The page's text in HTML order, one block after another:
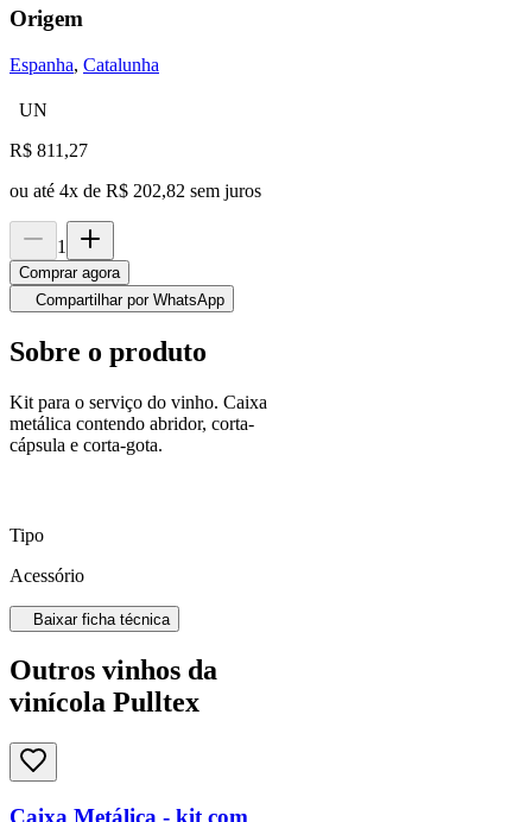
Origem
Espanha, Catalunha
UN
R$ 811,27
ou até 4x de R$ 202,82 sem juros
1
Comprar agora
Compartilhar por WhatsApp
Sobre o produto
Kit para o serviço do vinho. Caixa
metálica contendo abridor, corta-
cápsula e corta-gota.
Tipo
Acessório
Baixar ficha técnica
Outros vinhos da
vinícola Pulltex
Caixa Metálica - kit com